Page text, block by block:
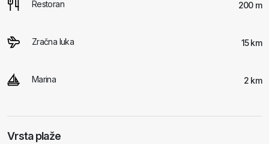
Restoran 200 m
Zračna luka 15 km
Marina 2 km
Vrsta plaže